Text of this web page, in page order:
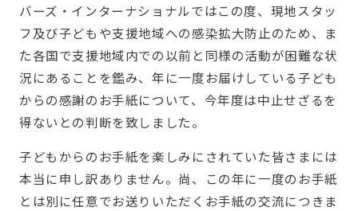
バーズ・インターナショナルではこの度、現地スタッ
フ及び子どもや支援地域への感染拡大防止のため、ま
た各国で支援地域内での以前と同様の活動が困難な状
況にあることを鑑み、年に一度お届けしている子ども
からの感謝のお手紙について、今年度は中止せざるを
得ないとの判断を致しました。
子どもからのお手紙を楽しみにされていた皆さまには
本当に申し訳ありません。尚、この年に一度のお手紙
とは別に任意でお送りいただくお手紙の交流につきま